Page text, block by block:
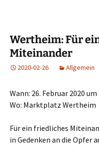
Wertheim: Für
Miteinander
2020-02-26 Allgemein
Wann: 26. Februar 2020 um
Wo: Marktplatz Wertheim
Für ein friedliches
in Gedenken an die Opfer